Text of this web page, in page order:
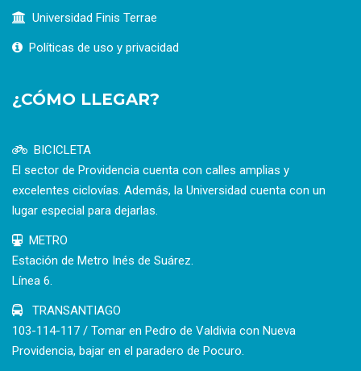
Universidad Finis Terrae
Políticas de uso y privacidad
¿CÓMO LLEGAR?
BICICLETA
El sector de Providencia cuenta con calles amplias y
excelentes ciclovías. Además, la Universidad cuenta con un
lugar especial para dejarlas.
METRO
Estación de Metro Inés de Suárez.
Línea 6.
TRANSANTIAGO
103-114-117 / Tomar en Pedro de Valdivia con Nueva
Providencia, bajar en el paradero de Pocuro.